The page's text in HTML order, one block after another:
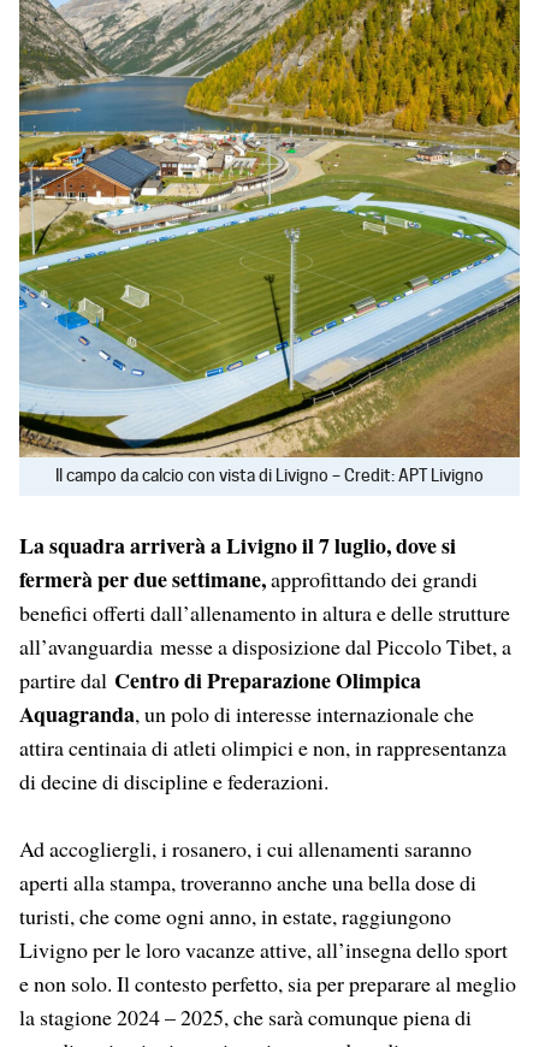
Il campo da calcio con vista di Livigno – Credit: APT Livigno
La squadra arriverà a Livigno il 7 luglio, dove si
fermerà per due settimane,approfittando dei grandi
benefici offerti dall’allenamento in altura e delle strutture
all’avanguardia messe a disposizione dal Piccolo Tibet, a
partire dal Centro di Preparazione Olimpica
Aquagranda, un polo di interesse internazionale che
attira centinaia di atleti olimpici e non, in rappresentanza
di decine di discipline e federazioni.
Ad accogliergli, i rosanero, i cui allenamenti saranno
aperti alla stampa, troveranno anche una bella dose di
turisti, che come ogni anno, in estate, raggiungono
Livigno per le loro vacanze attive, all’insegna dello sport
e non solo. Il contesto perfetto, sia per preparare al meglio
la stagione 2024 – 2025, che sarà comunque piena di